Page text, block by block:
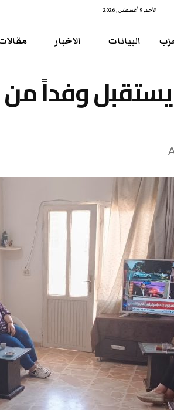
الأحد, 9 أغسطس , 2026
البيانات الاخبار
وفداً من